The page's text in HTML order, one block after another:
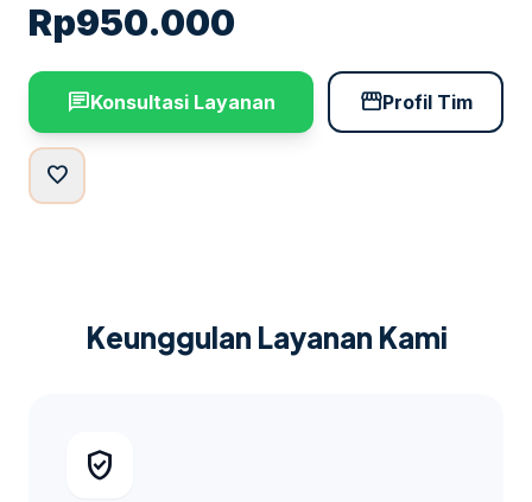
Rp950.000
chatKonsultasi Layanan storefrontProfil Tim
favorite
Keunggulan Layanan Kami
verified_user